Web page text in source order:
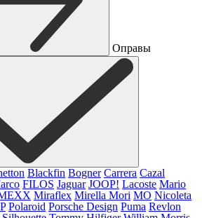
Оправы
Blackfin Bogner Carrera Cazal
FILOS Jaguar JOOP! Lacoste Mario
Miraflex Mirella Mori MO Nicoleta
Polaroid Porsche Design Puma Revlon